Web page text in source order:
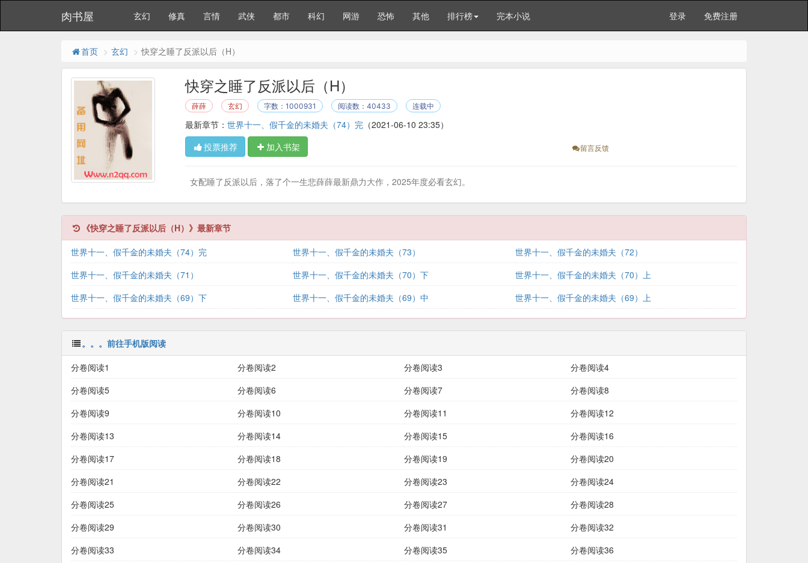
肉书屋 玄幻 修真 言情 武侠 都市 科幻 网游 恐怖 其他 排行榜 完本小说 登录 免费注册
首页 玄幻 快穿之睡了反派以后（H）
快穿之睡了反派以后（H）
薛薛 玄幻 字数：1000931 阅读数：40433 连载中
最新章节： 世界十一、假千金的未婚夫（74）完（2021-06-10 23:35）
投票推荐
加入书架 留言反馈
女配睡了反派以后，落了个一生悲薛薛最新鼎力大作，2025年度必看玄幻。
《快穿之睡了反派以后（H）》最新章节
世界十一、假千金的未婚夫（74）完
世界十一、假千金的未婚夫（73）
世界十一、假千金的未婚夫（72）
世界十一、假千金的未婚夫（71）
世界十一、假千金的未婚夫（70）下
世界十一、假千金的未婚夫（70）上
世界十一、假千金的未婚夫（69）下
世界十一、假千金的未婚夫（69）中 世界十一、假千金的未婚夫（69）上
。。。前往手机版阅读
分卷阅读1
分卷阅读2 分卷阅读3
分卷阅读4
分卷阅读5
分卷阅读6 分卷阅读7
分卷阅读8
分卷阅读9
分卷阅读10 分卷阅读11
分卷阅读12
分卷阅读13
分卷阅读14 分卷阅读15
分卷阅读16
分卷阅读17
分卷阅读18 分卷阅读19
分卷阅读20
分卷阅读21
分卷阅读22 分卷阅读23
分卷阅读24
分卷阅读25
分卷阅读26 分卷阅读27
分卷阅读28
分卷阅读29
分卷阅读30 分卷阅读31
分卷阅读32
分卷阅读33
分卷阅读34 分卷阅读35
分卷阅读36